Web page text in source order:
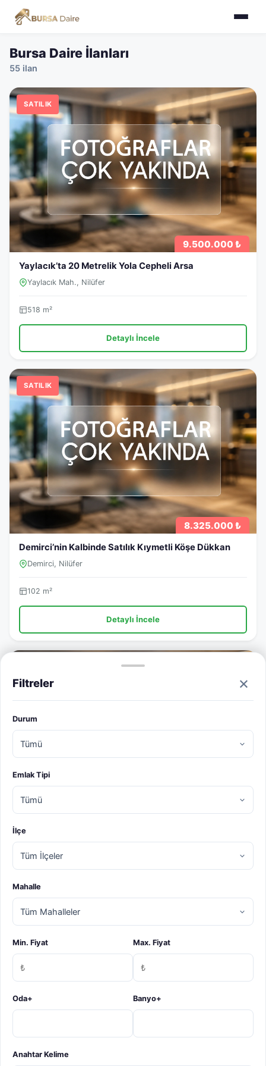
Filtreler ×
Durum
Emlak Tipi
İlçe
Mahalle
Min. Fiyat Max. Fiyat
Oda+ Banyo+
Anahtar Kelime
Bursa Daire İlanları
55 ilan
SATILIK
9.500.000 ₺
Yaylacık’ta 20 Metrelik Yola Cepheli Arsa
Yaylacık Mah., Nilüfer
518 m²
Detaylı İncele
SATILIK
8.325.000 ₺
Demirci’nin Kalbinde Satılık Kıymetli Köşe Dükkan
Demirci, Nilüfer
102 m²
Detaylı İncele
Mürsel’de Yatırım İçin Kaçırılmayacak Arsa
Mudanya Yeni Mahalle, Mudanya
4400 m²
Detaylı İncele
SATILIK